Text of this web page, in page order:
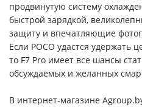
продвинутую систему
быстрой зарядкой,
защиту и впечатляющие
Если POCO удастся удержать
то F7 Pro имеет все шансы
обсуждаемых и желанных
В интернет-магазине